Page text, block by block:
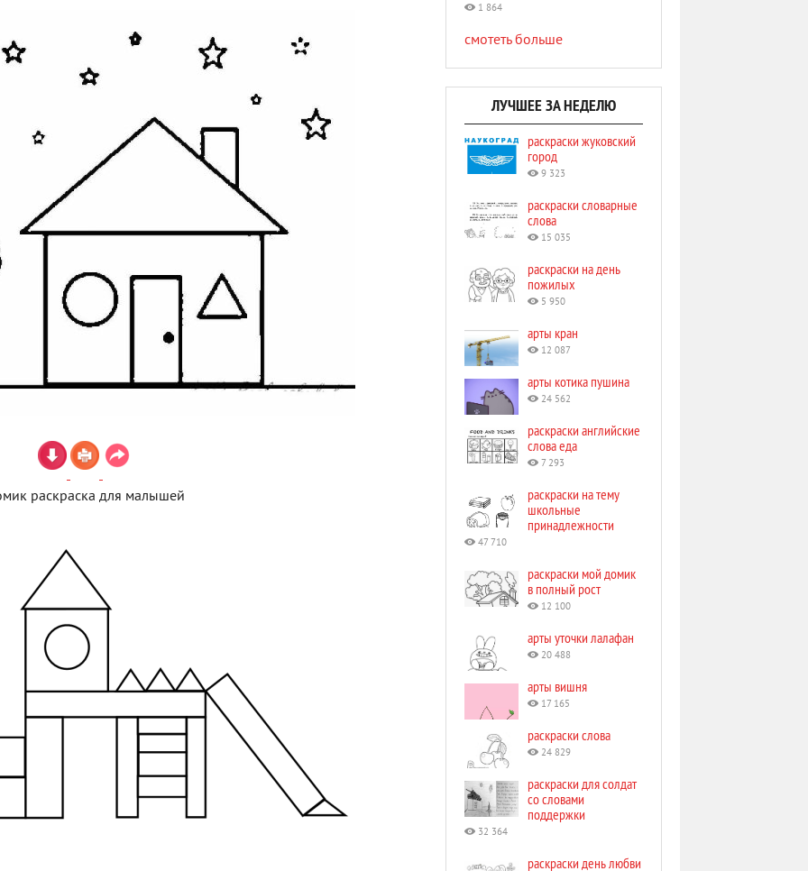
раскраска для малышей
1 864
смотеть больше
ЛУЧШЕЕ ЗА НЕДЕЛЮ
раскраски жуковский
город
9 323
раскраски словарные
слова
15 035
раскраски на день
пожилых
5 950
арты кран
12 087
арты котика пушина
24 562
раскраски английские
слова еда
7 293
раскраски на тему
школьные
принадлежности
47 710
раскраски мой домик
в полный рост
12 100
арты уточки лалафан
20 488
арты вишня
17 165
раскраски слова
24 829
раскраски для солдат
со словами
поддержки
32 364
раскраски день любви